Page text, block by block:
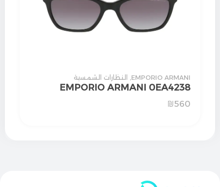
EMPORIO ARMANI النظارات الشمسية
EMPORIO ARMANI 0EA4238
₪560